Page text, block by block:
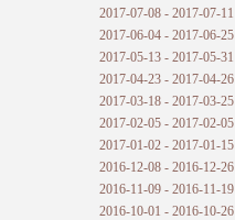
2017-07-08 - 2017-07-11
2017-06-04 - 2017-06-25
2017-05-13 - 2017-05-31
2017-04-23 - 2017-04-26
2017-03-18 - 2017-03-25
2017-02-05 - 2017-02-05
2017-01-02 - 2017-01-15
2016-12-08 - 2016-12-26
2016-11-09 - 2016-11-19
2016-10-01 - 2016-10-26